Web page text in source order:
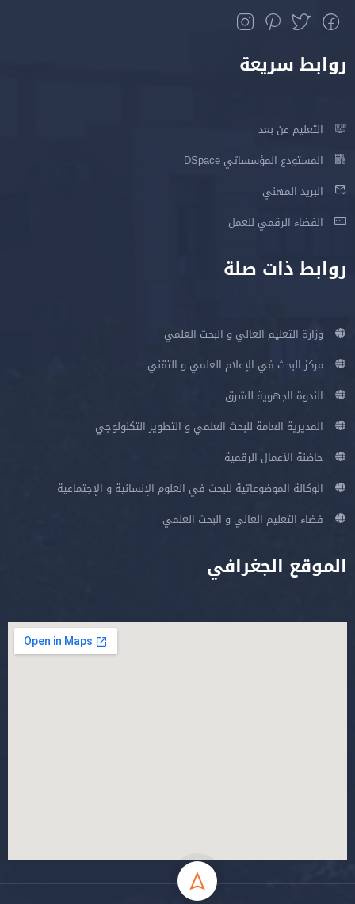
روابط سريعة
التعليم عن بعد
المستودع المؤسساتي DSpace
البريد المهني
الفضاء الرقمي للعمل
روابط ذات صلة
وزارة التعليم العالي و البحث العلمي
مركز البحث في الإعلام العلمي و التقني
الندوة الجهوية للشرق
المديرية العامة للبحث العلمي و التطوير التكنولوجي
حاضنة الأعمال الرقمية
الوكالة الموضوعاتية للبحث في العلوم الإنسانية و الإجتماعية
فضاء التعليم العالي و البحث العلمي
الموقع الجغرافي